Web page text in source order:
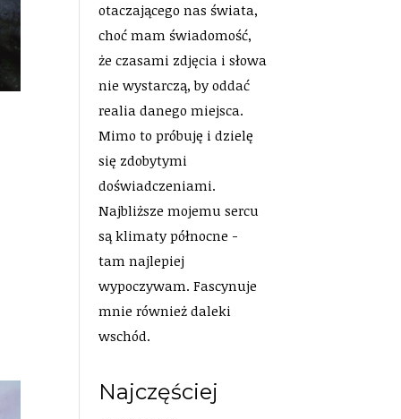
otaczającego nas świata,
choć mam świadomość,
że czasami zdjęcia i słowa
nie wystarczą, by oddać
realia danego miejsca.
Mimo to próbuję i dzielę
się zdobytymi
doświadczeniami.
Najbliższe mojemu sercu
są klimaty północne -
tam najlepiej
wypoczywam. Fascynuje
mnie również daleki
wschód.
Najczęściej